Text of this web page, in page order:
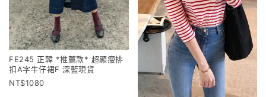
FE245 正韓 *推薦款* 超顯瘦排
扣A字牛仔裙F 深藍現貨
1080